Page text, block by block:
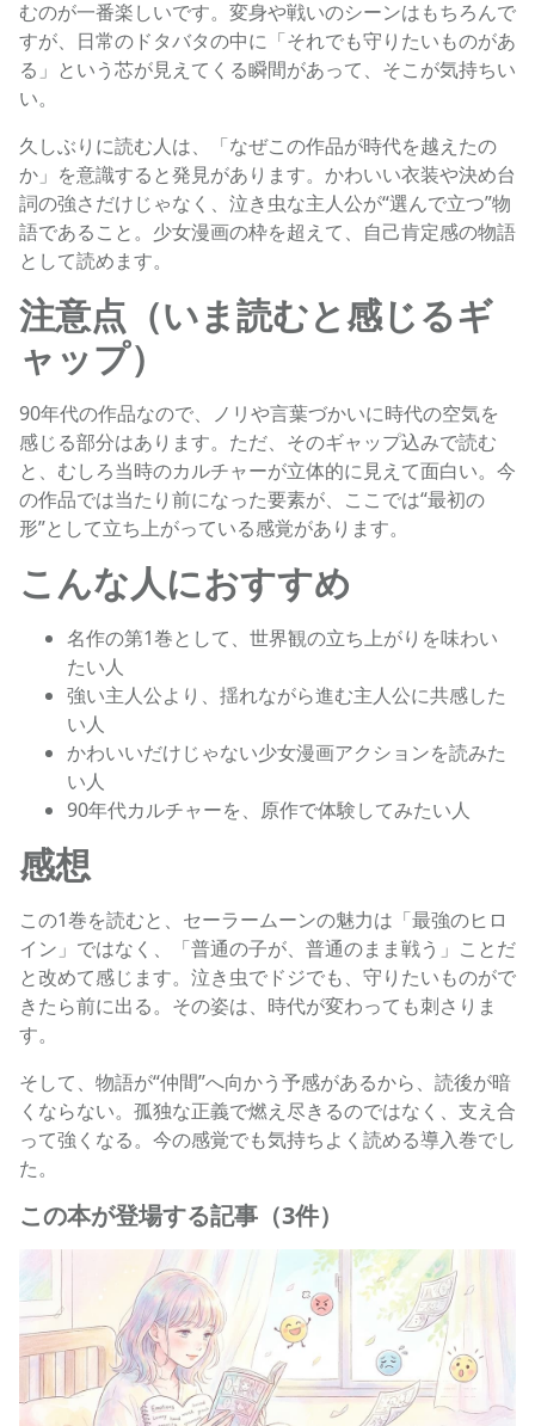
むのが一番楽しいです。変身や戦いのシーンはもちろんで
すが、日常のドタバタの中に「それでも守りたいものがあ
る」という芯が見えてくる瞬間があって、そこが気持ちい
い。
久しぶりに読む人は、「なぜこの作品が時代を越えたの
か」を意識すると発見があります。かわいい衣装や決め台
詞の強さだけじゃなく、泣き虫な主人公が“選んで立つ”物
語であること。少女漫画の枠を超えて、自己肯定感の物語
として読めます。
注意点（いま読むと感じるギ
ャップ）
90年代の作品なので、ノリや言葉づかいに時代の空気を
感じる部分はあります。ただ、そのギャップ込みで読む
と、むしろ当時のカルチャーが立体的に見えて面白い。今
の作品では当たり前になった要素が、ここでは“最初の
形”として立ち上がっている感覚があります。
こんな人におすすめ
名作の第1巻として、世界観の立ち上がりを味わい
たい人
強い主人公より、揺れながら進む主人公に共感した
い人
かわいいだけじゃない少女漫画アクションを読みた
い人
90年代カルチャーを、原作で体験してみたい人
感想
この1巻を読むと、セーラームーンの魅力は「最強のヒロ
イン」ではなく、「普通の子が、普通のまま戦う」ことだ
と改めて感じます。泣き虫でドジでも、守りたいものがで
きたら前に出る。その姿は、時代が変わっても刺さりま
す。
そして、物語が“仲間”へ向かう予感があるから、読後が暗
くならない。孤独な正義で燃え尽きるのではなく、支え合
って強くなる。今の感覚でも気持ちよく読める導入巻でし
た。
この本が登場する記事（3件）